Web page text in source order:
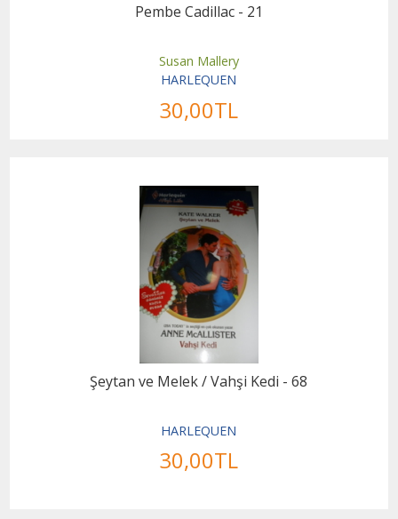
Pembe Cadillac - 21
Susan Mallery
HARLEQUEN
30,00TL
Şeytan ve Melek / Vahşi Kedi - 68
HARLEQUEN
30,00TL